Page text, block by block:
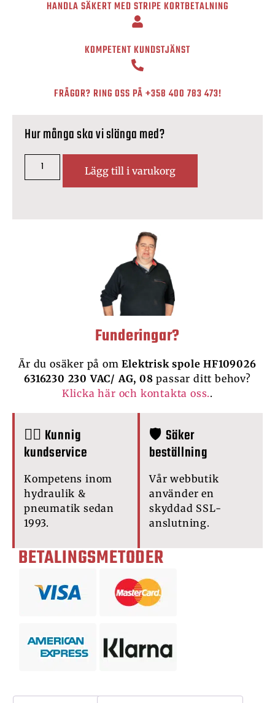
HANDLA SÄKERT MED STRIPE KORTBETALNING
KOMPETENT KUNDSTJÄNST
FRÅGOR? RING OSS PÅ+358 400 783 473!
Hur många ska vi slänga med?
Lägg till i varukorg
Funderingar?
Är du osäker på om Elektrisk spole HF109026
6316230 230 VAC/ AG, 08passar ditt behov?
Klicka här och kontakta oss..
🙋‍♂️ Kunnig
kundservice
Kompetens inom
hydraulik &
pneumatik sedan
1993.
🛡️ Säker
beställning
Vår webbutik
använder en
skyddad SSL-
anslutning.
BETALINGSMETODER